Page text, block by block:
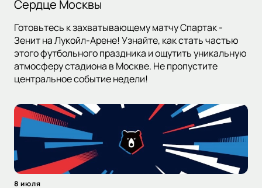
Сердце Москвы
Готовьтесь к захватывающему матчу Спартак -
Зенит на Лукойл-Арене! Узнайте, как стать частью
этого футбольного праздника и ощутить уникальную
атмосферу стадиона в Москве. Не пропустите
центральное событие недели!
8 июля